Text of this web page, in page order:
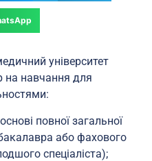
університет
на навчання для
повної загальної
або фахового
спеціаліста);